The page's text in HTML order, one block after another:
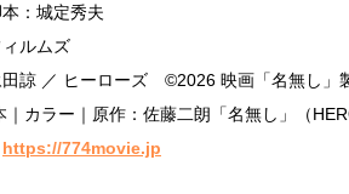
：城定秀夫
ルムズ
諒 ／ ヒーローズ ©2026 映画「名無し」
カラー｜原作：佐藤二朗「名無し」（
https://774movie.jp